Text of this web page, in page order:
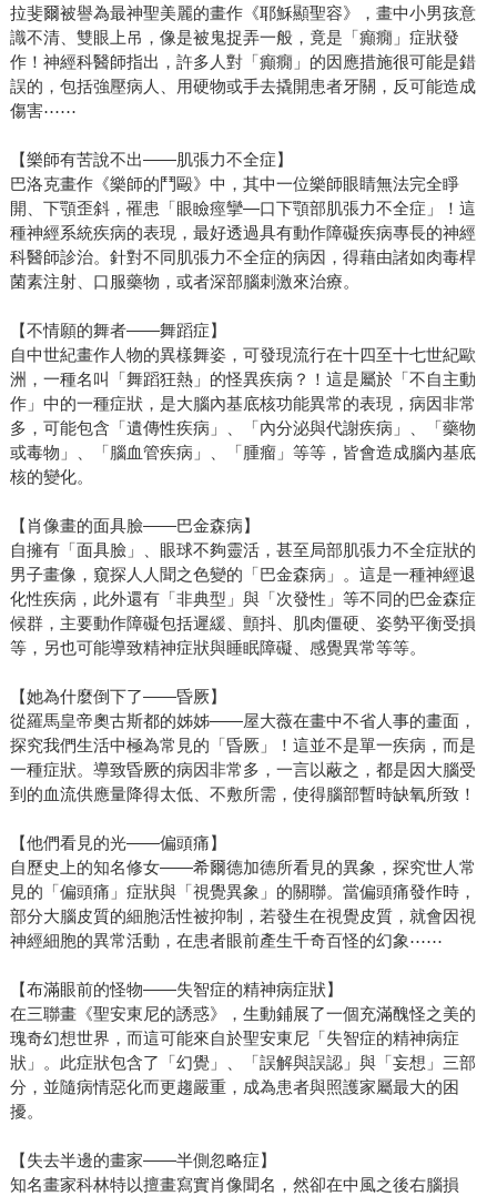
拉斐爾被譽為最神聖美麗的畫作《耶穌顯聖容》，畫中小男孩意
識不清、雙眼上吊，像是被鬼捉弄一般，竟是「癲癇」症狀發
作！神經科醫師指出，許多人對「癲癇」的因應措施很可能是錯
誤的，包括強壓病人、用硬物或手去撬開患者牙關，反可能造成
傷害⋯⋯
【樂師有苦說不出——肌張力不全症】
巴洛克畫作《樂師的鬥毆》中，其中一位樂師眼睛無法完全睜
開、下顎歪斜，罹患「眼瞼痙攣—口下顎部肌張力不全症」！這
種神經系統疾病的表現，最好透過具有動作障礙疾病專長的神經
科醫師診治。針對不同肌張力不全症的病因，得藉由諸如肉毒桿
菌素注射、口服藥物，或者深部腦刺激來治療。
【不情願的舞者——舞蹈症】
自中世紀畫作人物的異樣舞姿，可發現流行在十四至十七世紀歐
洲，一種名叫「舞蹈狂熱」的怪異疾病？！這是屬於「不自主動
作」中的一種症狀，是大腦內基底核功能異常的表現，病因非常
多，可能包含「遺傳性疾病」、「內分泌與代謝疾病」、「藥物
或毒物」、「腦血管疾病」、「腫瘤」等等，皆會造成腦內基底
核的變化。
【肖像畫的面具臉——巴金森病】
自擁有「面具臉」、眼球不夠靈活，甚至局部肌張力不全症狀的
男子畫像，窺探人人聞之色變的「巴金森病」。這是一種神經退
化性疾病，此外還有「非典型」與「次發性」等不同的巴金森症
候群，主要動作障礙包括遲緩、顫抖、肌肉僵硬、姿勢平衡受損
等，另也可能導致精神症狀與睡眠障礙、感覺異常等等。
【她為什麼倒下了——昏厥】
從羅馬皇帝奧古斯都的姊姊——屋大薇在畫中不省人事的畫面，
探究我們生活中極為常見的「昏厥」！這並不是單一疾病，而是
一種症狀。導致昏厥的病因非常多，一言以蔽之，都是因大腦受
到的血流供應量降得太低、不敷所需，使得腦部暫時缺氧所致！
【他們看見的光——偏頭痛】
自歷史上的知名修女——希爾德加德所看見的異象，探究世人常
見的「偏頭痛」症狀與「視覺異象」的關聯。當偏頭痛發作時，
部分大腦皮質的細胞活性被抑制，若發生在視覺皮質，就會因視
神經細胞的異常活動，在患者眼前產生千奇百怪的幻象⋯⋯
【布滿眼前的怪物——失智症的精神病症狀】
在三聯畫《聖安東尼的誘惑》，生動鋪展了一個充滿醜怪之美的
瑰奇幻想世界，而這可能來自於聖安東尼「失智症的精神病症
狀」。此症狀包含了「幻覺」、「誤解與誤認」與「妄想」三部
分，並隨病情惡化而更趨嚴重，成為患者與照護家屬最大的困
擾。
【失去半邊的畫家——半側忽略症】
知名畫家科林特以擅畫寫實肖像聞名，然卻在中風之後右腦損